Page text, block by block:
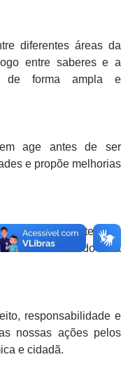
diferentes áreas da
entre saberes e a
de forma ampla e
age antes de ser
e propõe melhorias
eficientes e
do conteúdo ou a
responsabilidade e
nossas ações pelos
e cidadã.